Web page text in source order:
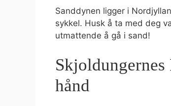
Sanddynen ligger i
sykkel. Husk å ta med deg
utmattende å gå i sand!
hånd